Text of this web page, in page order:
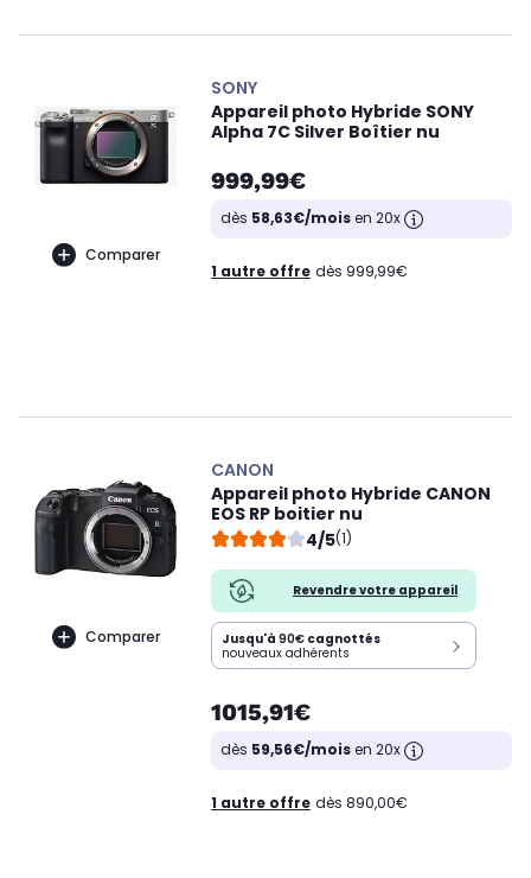
Comparer
SONY
Appareil photo Hybride SONY
Alpha 7C Silver Boîtier nu
999,99€
dès 58,63€/moisen 20x
1 autre offre dès 999,99€
Comparer
CANON
Appareil photo Hybride CANON
EOS RP boitier nu
4/5(1)
Revendre votre appareil
Jusqu'à 90€ cagnottés
nouveaux adhérents
1015,91€
dès 59,56€/moisen 20x
1 autre offre dès 890,00€